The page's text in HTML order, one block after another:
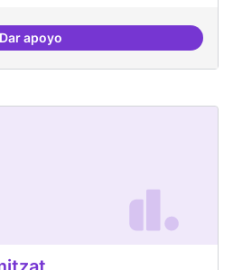
Dar apoyoBeques de recerca per